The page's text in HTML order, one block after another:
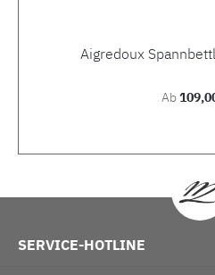
Aigredoux
Regulärer
Ab
SERVICE-HOTLINE